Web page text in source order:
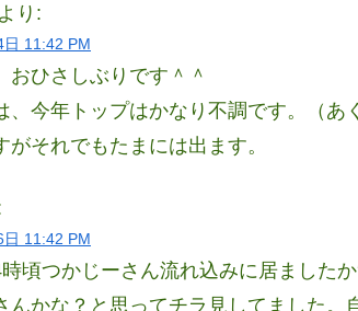
より:
11:42 PM
おひさしぶりです＾＾
、今年トップはかなり不調です。（あ
がそれでもたまには出ます。
11:42 PM
頃つかじーさん流れ込みに居ました
んかな？と思ってチラ見してました